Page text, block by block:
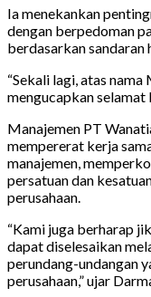
Ia menekankan
dengan berpedoman
berdasarkan sandaran
“Sekali lagi, atas
mengucapkan selamat
Manajemen PT
mempererat kerja
manajemen,
persatuan dan
perusahaan.
“Kami juga berharap
dapat diselesaikan
perundang-undangan
perusahaan,” ujar